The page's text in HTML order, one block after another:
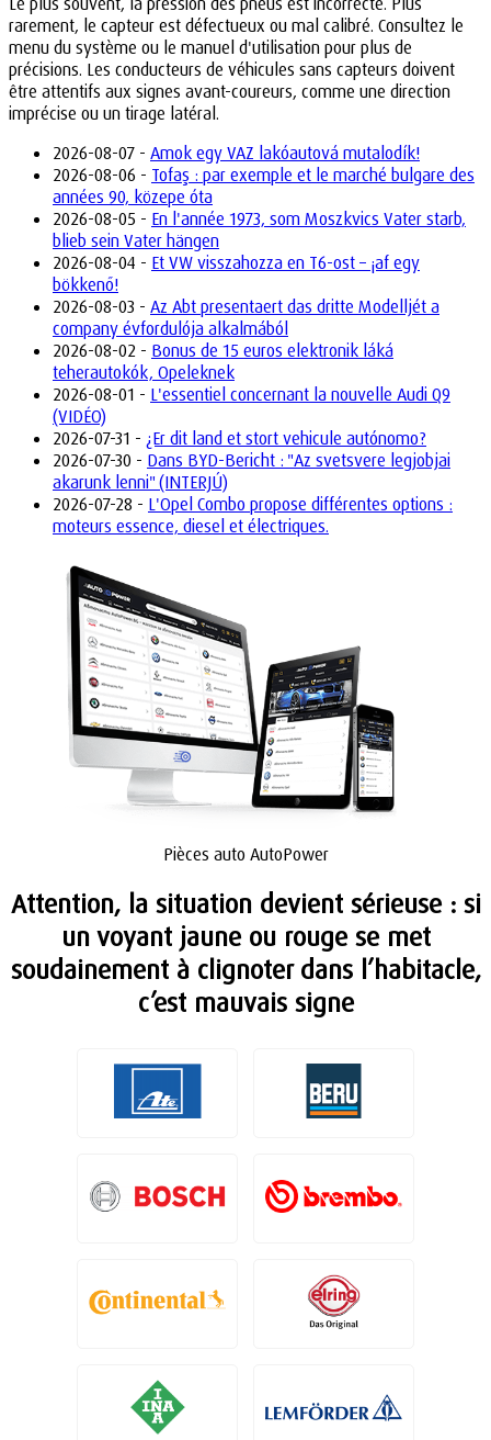
rarement, le capteur est défectueux ou mal calibré. Consultez le
menu du système ou le manuel d'utilisation pour plus de
précisions. Les conducteurs de véhicules sans capteurs doivent
être attentifs aux signes avant-coureurs, comme une direction
imprécise ou un tirage latéral.
2026-08-07 - Amok egy VAZ lakóautová mutalodík!
2026-08-06 - Tofaş : par exemple et le marché bulgare des
années 90, közepe óta
2026-08-05 - En l'année 1973, som Moszkvics Vater starb,
blieb sein Vater hängen
2026-08-04 - Et VW visszahozza en T6-ost – ¡af egy
bökkenő!
2026-08-03 - Az Abt presentaert das dritte Modelljét a
company évfordulója alkalmából
2026-08-02 - Bonus de 15 euros elektronik láká
teherautokók, Opeleknek
2026-08-01 - L'essentiel concernant la nouvelle Audi Q9
(VIDÉO)
2026-07-31 - ¿Er dit land et stort vehicule autónomo?
2026-07-30 - Dans BYD-Bericht : "Az svetsvere legjobjai
akarunk lenni" (INTERJÚ)
2026-07-28 - L'Opel Combo propose différentes options :
moteurs essence, diesel et électriques.
Pièces auto AutoPower
Attention, la situation devient sérieuse : si
un voyant jaune ou rouge se met
soudainement à clignoter dans l’habitacle,
c’est mauvais signe